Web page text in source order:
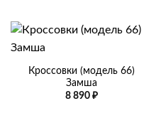
Кроссовки (модель 66)
Замша
8 890 ₽